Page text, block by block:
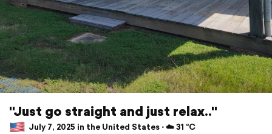
"Just go straight and just relax.."
July 7, 2025 in the United States ⋅ ☁️ 31 °C